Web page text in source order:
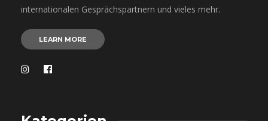
internationalen Gesprächspartnern und vieles mehr.
LEARN MORE